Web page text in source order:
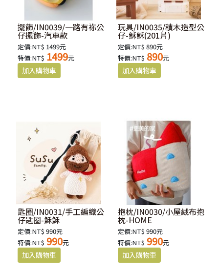
擺飾/IN0039/一路有袮公
仔擺飾-汽車款
定價:NT$ 1499元
特價:NT$ 1499元
玩具/IN0035/積木造型公
仔-穌穌(201片)
定價:NT$ 890元
特價:NT$ 890元
匙圈/IN0031/手工編織公
仔匙圈-穌穌
定價:NT$ 990元
特價:NT$ 990元
抱枕/IN0030/小屋絨布抱
枕-HOME
定價:NT$ 990元
特價:NT$ 990元